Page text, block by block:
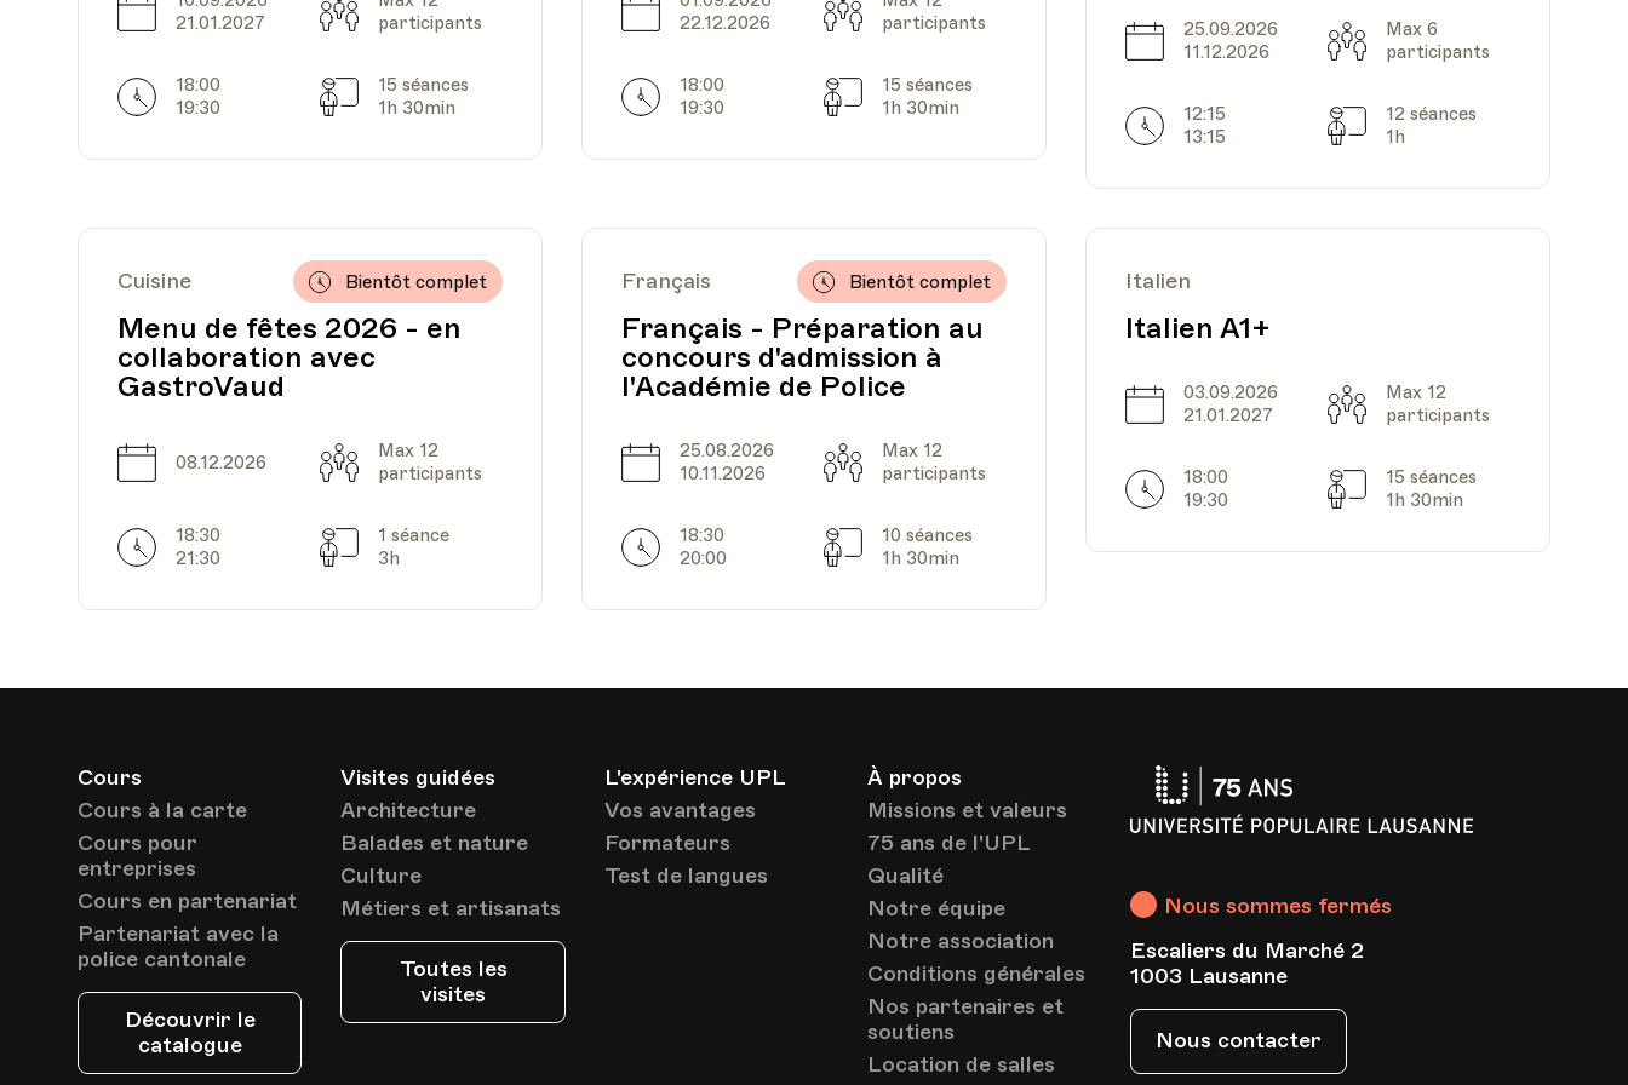
Date
11.03.2024 Heure
19.40
HEP - Haute Ecole
Pédagogique - Salle 823
Date18.03.2024 Heure
19.40
HEP - Haute Ecole
Pédagogique - Salle 823
1005, Lausanne
Av. de Cour 33
Date25.03.2024 Heure
19.40
Pédagogique - Salle 823
1005, Lausanne
Av. de Cour 33
Av. de Cour 33
Date22.04.2024 Heure
19.40
Date
21.01.2027
Capacité
participants
Horarires
18:00
19:30
Séances
15 séances
1h 30min
Date
22.12.2026
Capacité
participants
Horarires
18:00
19:30
Séances
15 séances
1h 30min
Date
25.09.2026
11.12.2026
Capacité
Max 6
participants
Horarires
12:15
13:15
Séances
12 séances
1h
Cuisine
Menu de fêtes 2026 - en
collaboration avec
GastroVaud
Bientôt complet
Date
08.12.2026 Capacité
Max 12
participants
Horarires
18:30
21:30
Séances
1 séance
3h
Français
Français - Préparation au
concours d'admission à
l'Académie de Police
Bientôt complet
Date
25.08.2026
10.11.2026
Capacité
Max 12
participants
Horarires
18:30
20:00
Séances
10 séances
1h 30min
Italien
Italien A1+
Date
03.09.2026
21.01.2027
Capacité
Max 12
participants
Horarires
18:00
19:30
Séances
15 séances
1h 30min
Cours
Cours à la carte
Cours pour
entreprises
Cours en partenariat
Partenariat avec la
police cantonale
Découvrir le
catalogue
Visites guidées
Architecture
Balades et nature
Culture
Métiers et artisanats
Toutes les
visites
L'expérience UPL
Vos avantages
Formateurs
Test de langues
À propos
Missions et valeurs
75 ans de l'UPL
Qualité
Notre équipe
Notre association
Conditions générales
Nos partenaires et
soutiens
Location de salles
Nous sommes fermés
Escaliers du Marché 2
1003 Lausanne
Nous contacter